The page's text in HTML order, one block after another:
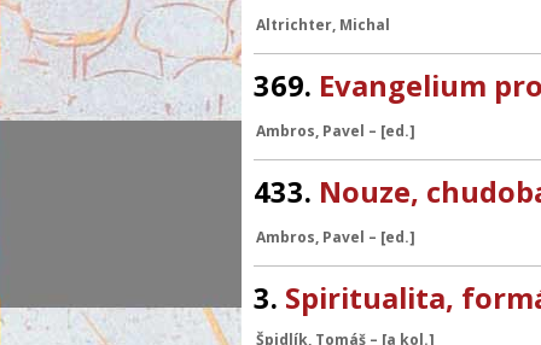
Altrichter, Michal
369. Evangelium
Ambros, Pavel – [ed.]
433. Nouze,
Ambros, Pavel – [ed.]
3. Spiritualita,
Špidlík, Tomáš – [a kol.]